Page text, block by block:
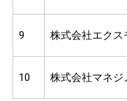
9 株式会社エクス
10 株式会社マネ